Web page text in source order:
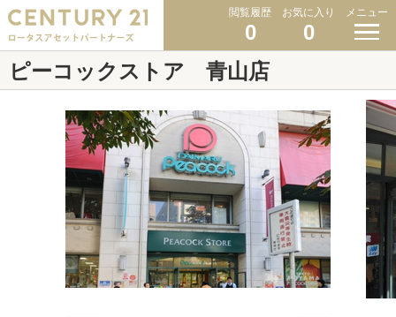
閲覧履歴
0
お気に入り
0
メニュー
ピーコックストア 青山店